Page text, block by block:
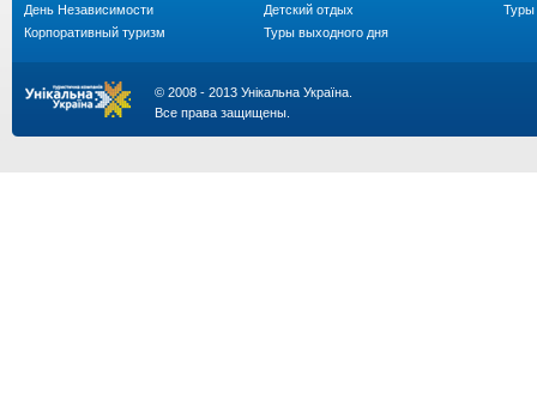
День Независимости
Корпоративный туризм
Детский отдых
Туры выходного дня
Туры
© 2008 - 2013 Унікальна Україна.
Все права защищены.